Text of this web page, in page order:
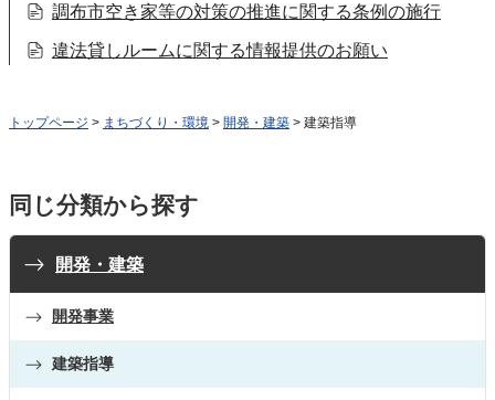
調布市空き家等の対策の推進に関する条例の施行
違法貸しルームに関する情報提供のお願い
トップページ > まちづくり・環境 > 開発・建築 > 建築指導
同じ分類から探す
開発・建築
開発事業
建築指導